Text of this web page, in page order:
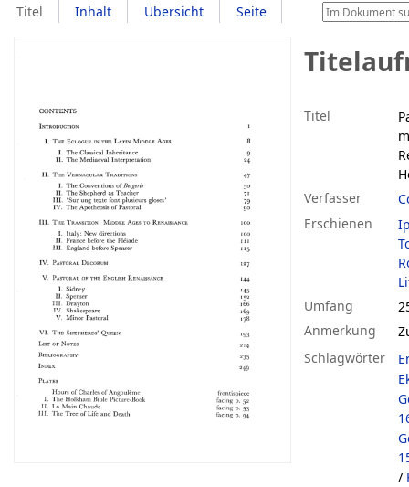
Titel Inhalt Übersicht Seite
Titel
Verfasser
Erschienen
Umfang
Anmerkung
Schlagwörter
/